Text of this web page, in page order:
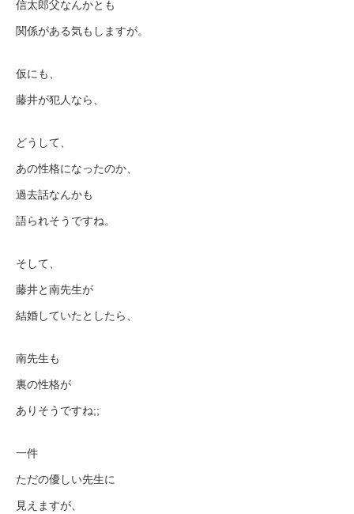
信太郎父なんかとも
関係がある気もしますが。
仮にも、
藤井が犯人なら、
どうして、
あの性格になったのか、
過去話なんかも
語られそうですね。
そして、
藤井と南先生が
結婚していたとしたら、
南先生も
裏の性格が
ありそうですね;;
一件
ただの優しい先生に
見えますが、